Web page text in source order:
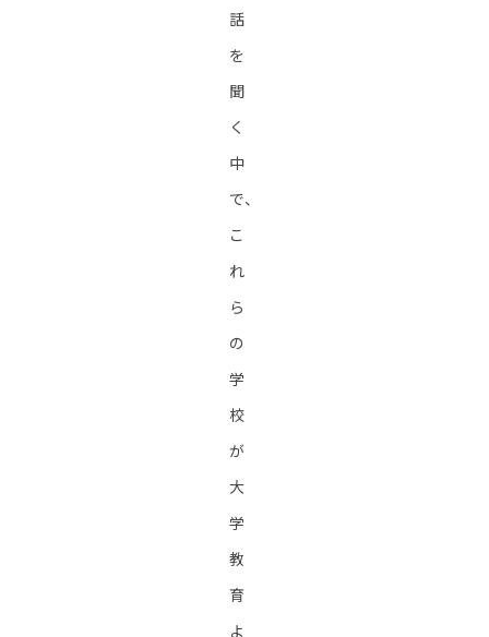
話
を
聞
く
中
で、
こ
れ
ら
の
学
校
が
大
学
教
育
よ